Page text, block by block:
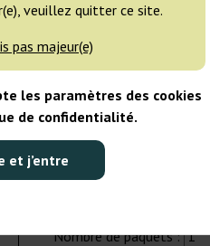
veuillez quitter ce site.
pas majeur(e)
les paramètres des cookies
de confidentialité.
et j’entre
EXPÉD. 3-7 JOURS
10 graines
EXPÉD. 3-7 JOURS
Nombre de paquets :